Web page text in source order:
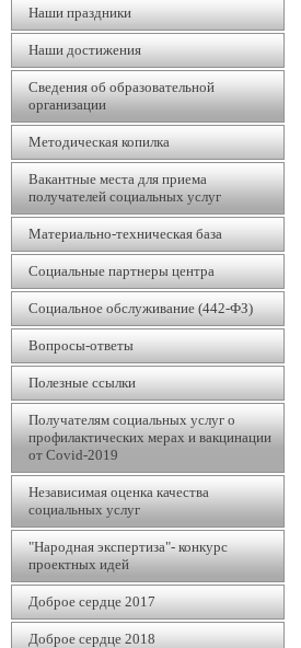
Наши праздники
Наши достижения
Сведения об образовательной
организации
Методическая копилка
Вакантные места для приема
получателей социальных услуг
Материально-техническая база
Социальные партнеры центра
Социальное обслуживание (442-ФЗ)
Вопросы-ответы
Полезные ссылки
Получателям социальных услуг о
профилактических мерах и вакцинации
от Covid-2019
Независимая оценка качества
социальных услуг
"Народная экспертиза"- конкурс
проектных идей
Доброе сердце 2017
Доброе сердце 2018